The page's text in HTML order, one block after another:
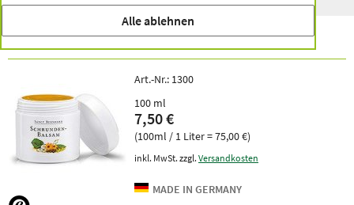
Schrunden-Balsam
Art.-Nr.: 1300
100 ml
7,50 €
(100ml / 1 Liter = 75,00 €)
inkl. MwSt. zzgl. Versandkosten
Alle ablehnen